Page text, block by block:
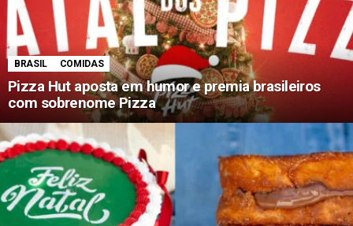
BRASIL COMIDAS
Pizza Hut aposta em humor e premia brasileiros
com sobrenome Pizza